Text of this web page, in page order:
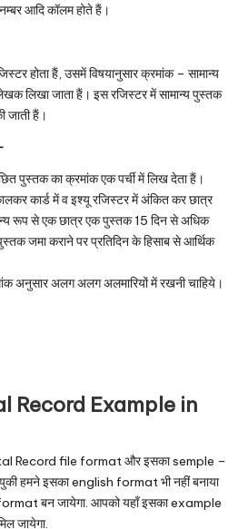
आदि काॅलम होते हैं।
होता हैं, उसमें विषयानुसार क्रमांक – सामान्य
लिखा जाता हैं। इस रजिस्टर में सामान्य पुस्तक
जाती हैं।
पुस्तक का क्रमांक एक पर्ची में लिख देता हैं।
कार्ड में व इश्यू रजिस्टर में अंकित कर छात्र
रूप से एक छात्र एक पुस्तक 15 दिन से अधिक
जमा कराने पर प्रतिदिन के हिसाब से आर्थिक
अनुसार अलग अलग अलमारियों में रखनी चाहिये।
Record Example in
Record file format और इसका semple –
हमने इसका english format भी नहीं बनाया
बन जायेगा. आपको यहाँ इसका example
जायेगा.